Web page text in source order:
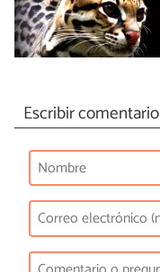
Escribir comentario